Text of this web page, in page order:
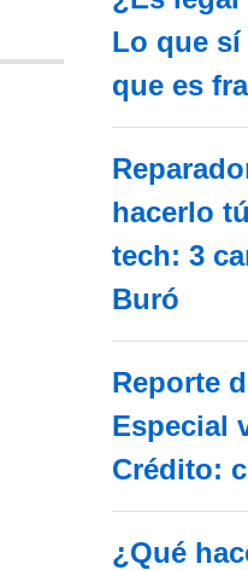
Lo que sí
que es
hacerlo
tech: 3
Buró
Reporte
Especial
Crédito:
¿Qué